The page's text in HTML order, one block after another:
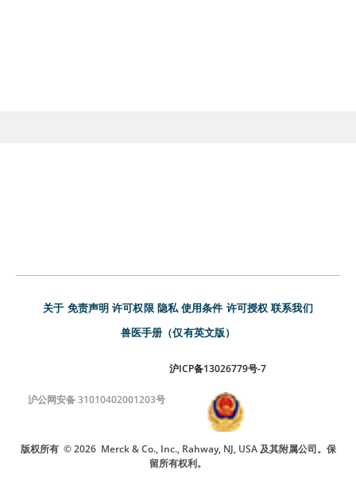
关于 免责声明 许可权限 隐私 使用条件 许可授权 联系我们
兽医手册（仅有英文版）
沪ICP备13026779号-7
沪公网安备 31010402001203号
版权所有 © 2026 Merck & Co., Inc., Rahway, NJ, USA 及其附属公司。保
留所有权利。